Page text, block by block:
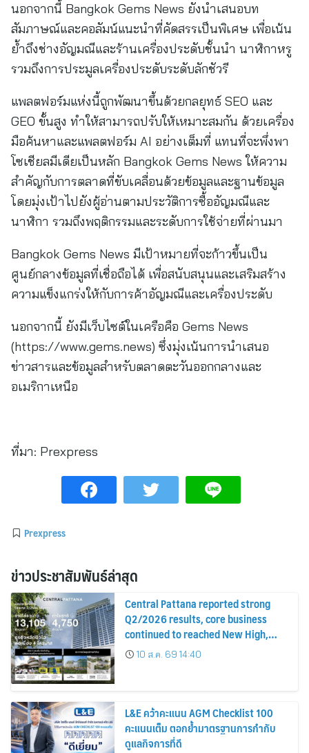
นอกจากนี้ Bangkok Gems News ยังนำเสนอบท
สัมภาษณ์และคอลัมน์แนะนำที่คัดสรรเป็นพิเศษ เพื่อเน้น
ย้ำถึงช่างอัญมณีและร้านเครื่องประดับชั้นนำ นาฬิกาหรู
รวมถึงการประมูลเครื่องประดับระดับลักชัวรี
แพลตฟอร์มแห่งนี้ถูกพัฒนาขึ้นด้วยกลยุทธ์ SEO และ
GEO ขั้นสูง ทำให้สามารถปรับให้เหมาะสมกัน ด้วยเครื่อง
มือค้นหาและแพลตฟอร์ม AI อย่างเต็มที่ แทนที่จะพึ่งพา
โซเชียลมีเดียเป็นหลัก Bangkok Gems News ให้ความ
สำคัญกับการตลาดที่ขับเคลื่อนด้วยข้อมูลและฐานข้อมูล
โดยมุ่งเป้าไปยังผู้อ่านตามประวัติการซื้ออัญมณีและ
นาฬิกา รวมถึงพฤติกรรมและระดับการใช้จ่ายที่ผ่านมา
Bangkok Gems News มีเป้าหมายที่จะก้าวขึ้นเป็น
ศูนย์กลางข้อมูลที่เชื่อถือได้ เพื่อสนับสนุนและเสริมสร้าง
ความแข็งแกร่งให้กับการค้าอัญมณีและเครื่องประดับ
นอกจากนี้ ยังมีเว็บไซต์ในเครือคือ Gems News
(https://www.gems.news) ซึ่งมุ่งเน้นการนำเสนอ
ข่าวสารและข้อมูลสำหรับตลาดตะวันออกกลางและ
อเมริกาเหนือ
ที่มา: Prexpress
Prexpress
ข่าวประชาสัมพันธ์ล่าสุด
Central Pattana reported strong
Q2/2026 results, core business
continued to reached New High,
driving growth across all
businesses while advancing future
10 ส.ค. 69 14:40
L&E คว้าคะแนน AGM Checklist 100
คะแนนเต็ม ตอกย้ำมาตรฐานการกำกับ
ดูแลกิจการที่ดี